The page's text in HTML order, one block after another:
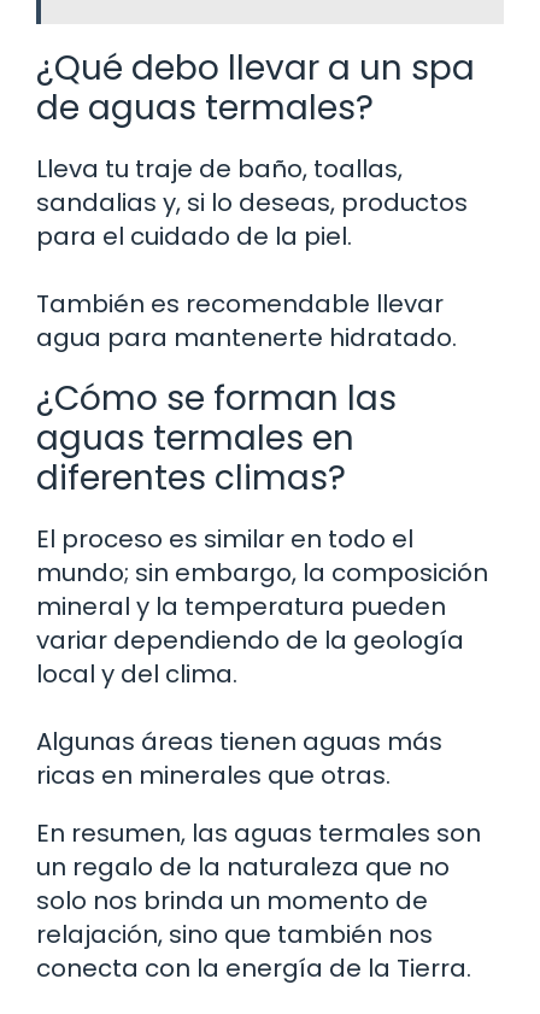
¿Qué debo llevar a un spa
de aguas termales?
Lleva tu traje de baño, toallas,
sandalias y, si lo deseas, productos
para el cuidado de la piel.
También es recomendable llevar
agua para mantenerte hidratado.
¿Cómo se forman las
aguas termales en
diferentes climas?
El proceso es similar en todo el
mundo; sin embargo, la composición
mineral y la temperatura pueden
variar dependiendo de la geología
local y del clima.
Algunas áreas tienen aguas más
ricas en minerales que otras.
En resumen, las aguas termales son
un regalo de la naturaleza que no
solo nos brinda un momento de
relajación, sino que también nos
conecta con la energía de la Tierra.